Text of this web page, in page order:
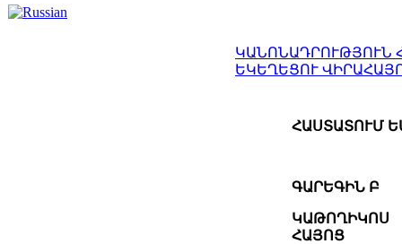
ԿԱՆՈՆԱԴՐՈՒԹՅՈՒՆ
ԵԿԵՂԵՑՈՒ
ՀԱՍՏԱՏՈՒՄ
ԳԱՐԵԳԻՆ Բ
ՀԱՅՈՑ